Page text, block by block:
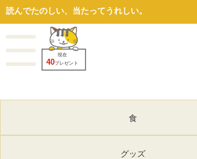
読んでたのしい、当たってうれしい。
現在
40プレゼント
食
グッズ